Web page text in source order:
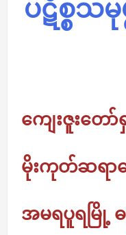
ပဋိစ္စသမု
ကျေးဇူးတေ
မိုးကုတ်ဆရာတ
အမရပူရမြို့ ဓ